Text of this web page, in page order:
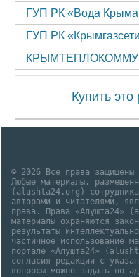
ГУП РК «Вода
ГУП РК
Купить
© 2026 Все права
Любые материалы,
(alushta24.org)
авторами и читателями,
права. Права «Алушта24»
материалы охраняются
результаты
частичное использование
портале «Алушта24»
согласия редакции с
вопросы можно задать по